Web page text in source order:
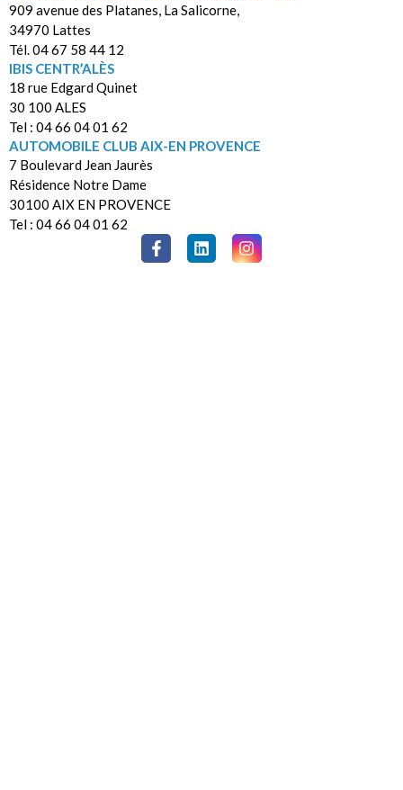
909 avenue des Platanes, La Salicorne,
34970 Lattes
Tél. 04 67 58 44 12
IBIS CENTR’ALÈS
18 rue Edgard Quinet
30 100 ALES
Tel : 04 66 04 01 62
AUTOMOBILE CLUB AIX-EN PROVENCE
7 Boulevard Jean Jaurès
Résidence Notre Dame
30100 AIX EN PROVENCE
Tel : 04 66 04 01 62